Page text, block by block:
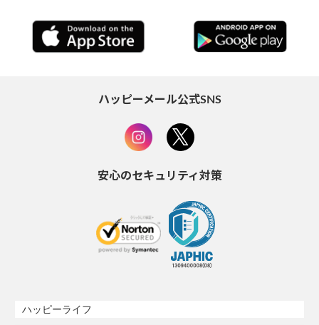
ハッピーメール公式SNS
安心のセキュリティ対策
ハッピーライフ